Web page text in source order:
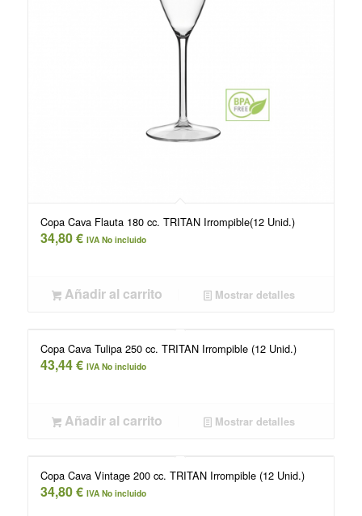
Copa Cava Flauta 180 cc. TRITAN Irrompible(12 Unid.)
34,80€ IVA No incluido
Añadir al carrito Mostrar detalles
Copa Cava Tulipa 250 cc. TRITAN Irrompible (12 Unid.)
43,44€ IVA No incluido
Añadir al carrito Mostrar detalles
Copa Cava Vintage 200 cc. TRITAN Irrompible (12 Unid.)
34,80€ IVA No incluido